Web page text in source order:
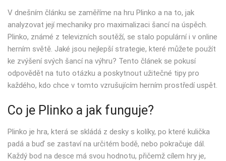
V dnešním článku se zaměříme na hru Plinko a na to, jak
analyzovat její mechaniky pro maximalizaci šancí na úspěch.
Plinko, známé z televizních soutěží, se stalo populární i v online
herním světě. Jaké jsou nejlepší strategie, které můžete použít
ke zvýšení svých šancí na výhru? Tento článek se pokusí
odpovědět na tuto otázku a poskytnout užitečné tipy pro
každého, kdo chce v tomto vzrušujícím herním prostředí uspět.
Co je Plinko a jak funguje?
Plinko je hra, která se skládá z desky s kolíky, po které kulička
padá a buď se zastaví na určitém bodě, nebo pokračuje dál.
Každý bod na desce má svou hodnotu, přičemž cílem hry je,